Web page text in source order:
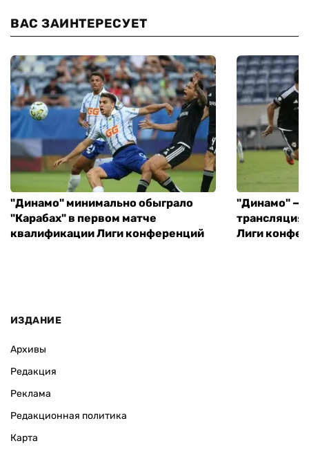
ВАС ЗАИНТЕРЕСУЕТ
"Динамо" минимально обыграло
"Карабах" в первом матче
квалификации Лиги конференций
"Динамо" —
трансляция
Лиги
ИЗДАНИЕ
Архивы
Редакция
Реклама
Редакционная политика
Карта